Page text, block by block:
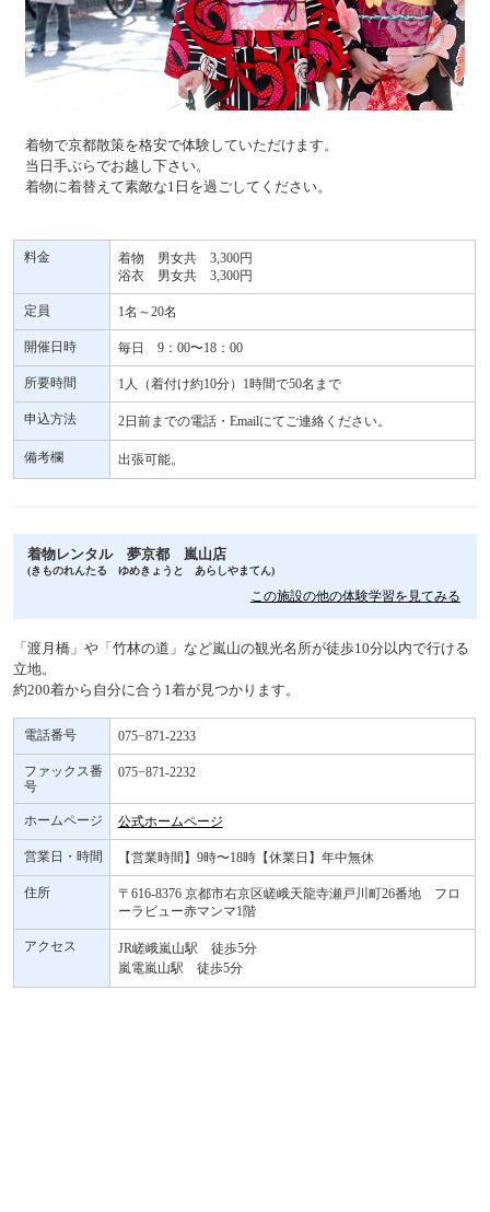
着物で京都散策を格安で体験していただけます。
当日手ぶらでお越し下さい。
着物に着替えて素敵な1日を過ごしてください。
料金
着物 男女共 3,300円
浴衣 男女共 3,300円
定員 1名～20名
開催日時 毎日 9：00〜18：00
所要時間 1人（着付け約10分）1時間で50名まで
申込方法 2日前までの電話・Emailにてご連絡ください。
備考欄 出張可能。
着物レンタル 夢京都 嵐山店
(きものれんたる ゆめきょうと あらしやまてん)
この施設の他の体験学習を見てみる
「渡月橋」や「竹林の道」など嵐山の観光名所が徒歩10分以内で行ける
立地。
約200着から自分に合う1着が見つかります。
電話番号 075−871-2233
ファックス番
号
075−871-2232
ホームページ 公式ホームページ
営業日・時間 【営業時間】9時〜18時【休業日】年中無休
住所
〒616-8376 京都市右京区嵯峨天龍寺瀬戸川町26番地 フロ
ーラビュー赤マンマ1階
アクセス
JR嵯峨嵐山駅 徒歩5分
嵐電嵐山駅 徒歩5分